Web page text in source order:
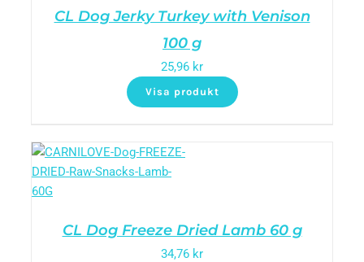
CL Dog Jerky Turkey with Venison
100 g
25,96 kr
Visa produkt
CL Dog Freeze Dried Lamb 60 g
34,76 kr